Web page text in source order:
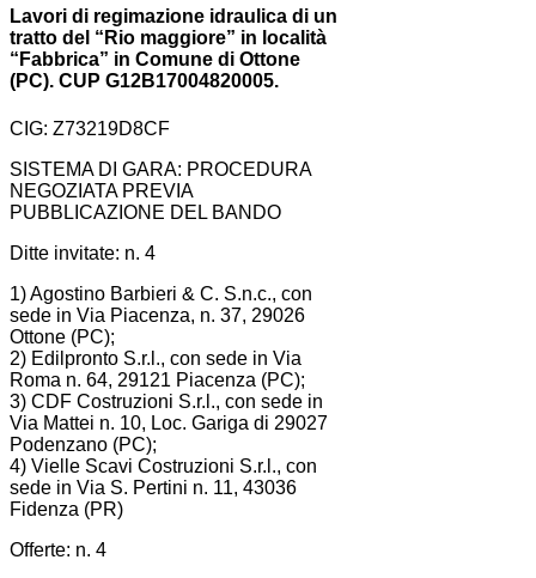
Lavori di regimazione idraulica di un
tratto del “Rio maggiore” in località
“Fabbrica” in Comune di Ottone
(PC). CUP G12B17004820005.
CIG: Z73219D8CF
SISTEMA DI GARA: PROCEDURA
NEGOZIATA PREVIA
PUBBLICAZIONE DEL BANDO
Ditte invitate: n. 4
1) Agostino Barbieri & C. S.n.c., con
sede in Via Piacenza, n. 37, 29026
Ottone (PC);
2) Edilpronto S.r.l., con sede in Via
Roma n. 64, 29121 Piacenza (PC);
3) CDF Costruzioni S.r.l., con sede in
Via Mattei n. 10, Loc. Gariga di 29027
Podenzano (PC);
4) Vielle Scavi Costruzioni S.r.l., con
sede in Via S. Pertini n. 11, 43036
Fidenza (PR)
Offerte: n. 4